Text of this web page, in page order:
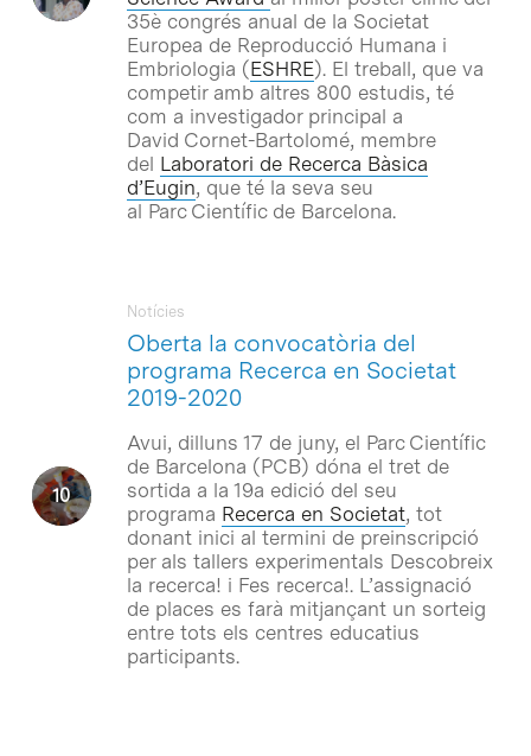
35è congrés anual de la Societat
Europea de Reproducció Humana i
Embriologia (ESHRE). El treball, que va
competir amb altres 800 estudis, té
com a investigador principal a
David Cornet-Bartolomé, membre
del Laboratori de Recerca Bàsica
d’Eugin, que té la seva seu
al Parc Científic de Barcelona.
Oberta la convocatòria del
programa Recerca en Societat
2019-2020
Notícies
Avui, dilluns 17 de juny, el Parc Científic
de Barcelona (PCB) dóna el tret de
sortida a la 19a edició del seu
programa Recerca en Societat, tot
donant inici al termini de preinscripció
per als tallers experimentals Descobreix
la recerca! i Fes recerca!. L’assignació
de places es farà mitjançant un sorteig
entre tots els centres educatius
participants.